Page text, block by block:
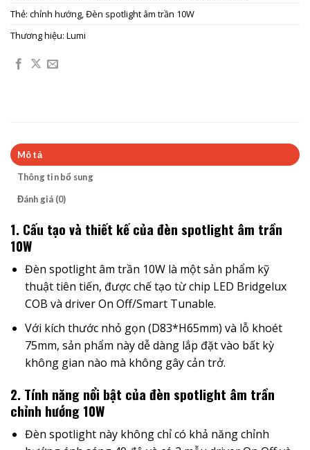
Thẻ: chỉnh hướng,Đèn spotlight âm trần 10W
Thương hiệu: Lumi
Mô tả
Thông tin bổ sung
Đánh giá (0)
1. Cấu tạo và thiết kế của đèn spotlight âm trần
10W
Đèn spotlight âm trần 10W là một sản phẩm kỹ
thuật tiên tiến, được chế tạo từ chip LED Bridgelux
COB và driver On Off/Smart Tunable.
Với kích thước nhỏ gọn (D83*H65mm) và lỗ khoét
75mm, sản phẩm này dễ dàng lắp đặt vào bất kỳ
không gian nào mà không gây cản trở.
2. Tính năng nổi bật của đèn spotlight âm trần
chỉnh hướng 10W
Đèn spotlight này không chỉ có khả năng chỉnh